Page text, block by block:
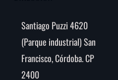
Santiago Puzzi 4620
(Parque industrial) San
Francisco, Córdoba. CP
2400